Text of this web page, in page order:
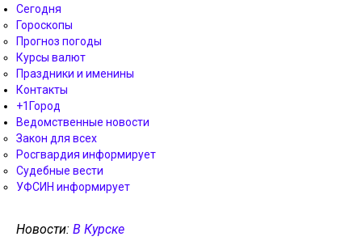
Сегодня
Гороскопы
Прогноз погоды
Курсы валют
Праздники и именины
Контакты
+1Город
Ведомственные новости
Закон для всех
Росгвардия информирует
Судебные вести
УФСИН информирует
Новости: В Курске